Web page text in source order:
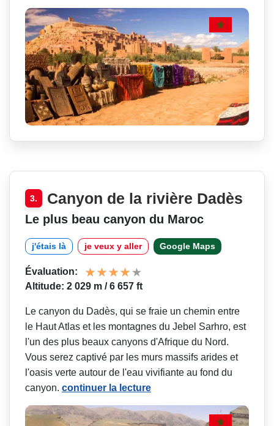
3. Canyon de la rivière Dadès
Le plus beau canyon du Maroc
j'étais là je veux y aller Google Maps
Évaluation:
Altitude: 2 029 m / 6 657 ft
Le canyon du Dadès, qui se fraie un chemin entre
le Haut Atlas et les montagnes du Jebel Sarhro, est
l'un des plus beaux canyons d'Afrique du Nord.
Vous serez captivé par les murs massifs arides et
l'oasis verte autour de l'eau vivifiante au fond du
canyon. continuer la lecture